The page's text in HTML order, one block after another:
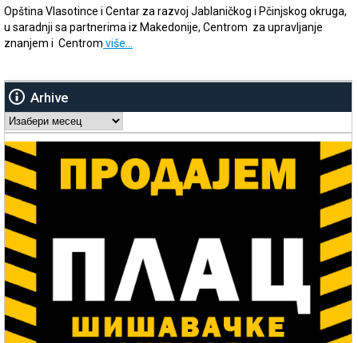
Opština Vlasotince i Centar za razvoj Jablaničkog i Pčinjskog okruga,
u saradnji sa partnerima iz Makedonije, Centrom za upravljanje
znanjem i Centrom više…
Arhive
Arhive